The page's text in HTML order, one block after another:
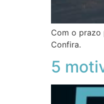
Com o prazo
Confira.
5